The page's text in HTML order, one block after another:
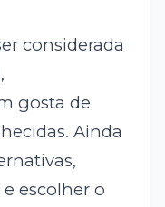
considerada
gosta de
Ainda
escolher o